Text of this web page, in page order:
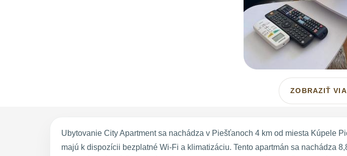
ZOBRAZIŤ
Ubytovanie City Apartment sa nachádza v Piešťanoch 4 km od miesta Kúpele
majú k dispozícii bezplatné Wi-Fi a klimatizáciu. Tento apartmán sa nachádza